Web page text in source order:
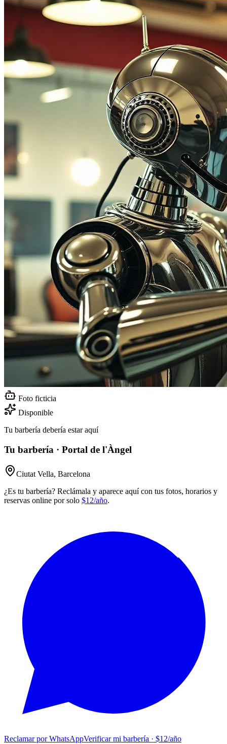
Foto ficticia
Disponible
Tu barbería debería estar aquí
Tu barbería · Portal de l'Àngel
Ciutat Vella, Barcelona
¿Es tu barbería? Reclámala y aparece aquí con tus fotos, horarios y
reservas online por solo $12/año.
Reclamar por WhatsAppVerificar mi barbería · $12/año